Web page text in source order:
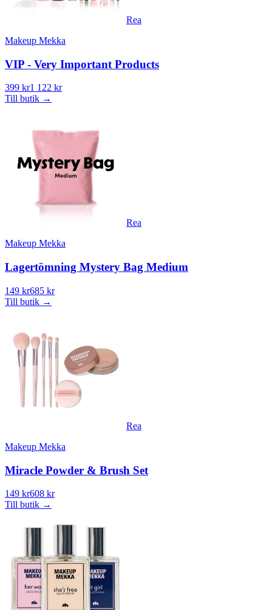
Rea
Makeup Mekka
VIP - Very Important Products
399 kr1 122 kr
Till butik →
Rea
Makeup Mekka
Lagertömning Mystery Bag Medium
149 kr685 kr
Till butik →
Rea
Makeup Mekka
Miracle Powder & Brush Set
149 kr608 kr
Till butik →